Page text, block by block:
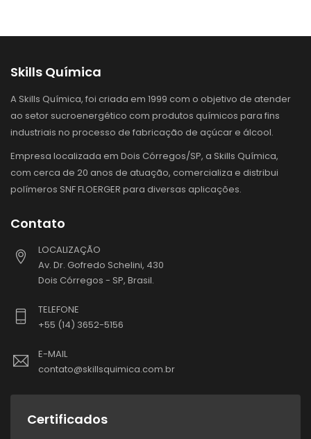
Skills Química
A Skills Química, foi criada em 1999 com o objetivo de atender
ao setor sucroenergético com produtos químicos para fins
industriais no processo de fabricação de açúcar e álcool.
Empresa localizada em Dois Córregos/SP, a Skills Química,
com cerca de 20 anos de atuação, comercializa e distribui
polímeros SNF FLOERGER para diversas aplicações.
Contato
LOCALIZAÇÃO
Av. Dr. Gofredo Schelini, 430
Dois Córregos - SP, Brasil.
TELEFONE
+55 (14) 3652-5156
E-MAIL
contato@skillsquimica.com.br
Certificados